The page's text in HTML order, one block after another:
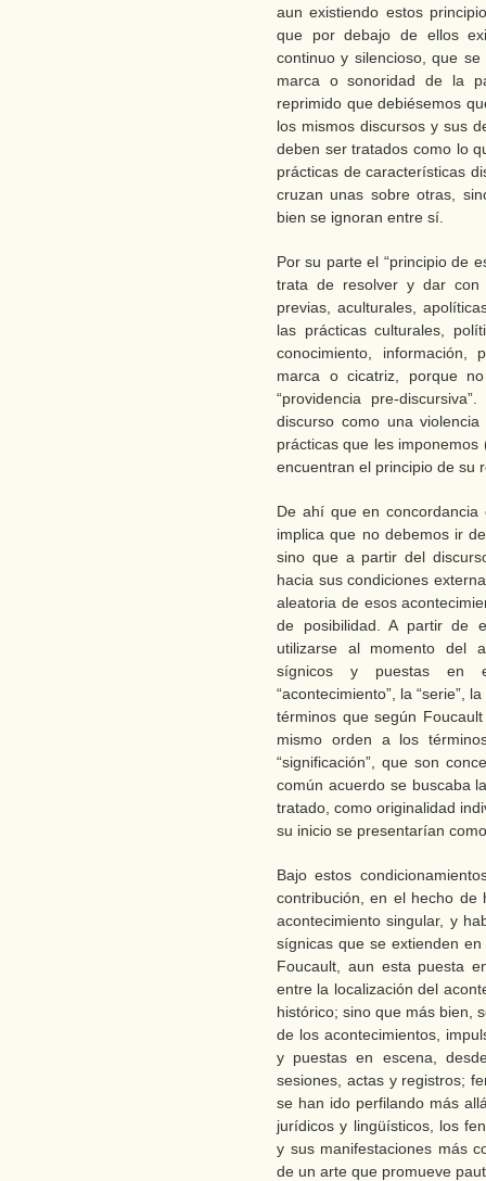
aun existiendo estos
que por debajo de ellos
continuo y silencioso, que
marca o sonoridad de la
reprimido que debiésemos
los mismos discursos y sus
deben ser tratados como lo
prácticas de características
cruzan unas sobre otras,
bien se ignoran entre sí.
Por su parte el “principio de
trata de resolver y dar con
previas, aculturales,
las prácticas culturales,
conocimiento,
marca o cicatriz, porque
“providencia pre-
discurso como una
prácticas que les
encuentran el principio de su
De ahí que en
implica que no debemos ir
sino que a partir del
hacia sus condiciones
aleatoria de esos
de posibilidad. A partir de
utilizarse al momento del
sígnicos y puestas en
“acontecimiento”, la “serie”,
términos que según
mismo orden a los
“significación”, que son
común acuerdo se buscaba
tratado, como originalidad
su inicio se presentarían
Bajo estos
contribución, en el hecho de
acontecimiento singular, y
sígnicas que se extienden
Foucault, aun esta puesta
entre la localización del
histórico; sino que más bien,
de los acontecimientos,
y puestas en escena,
sesiones, actas y registros;
se han ido perfilando más
jurídicos y lingüísticos, los
y sus manifestaciones más
de un arte que promueve